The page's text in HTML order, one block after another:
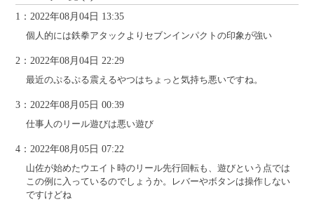
1：2022年08月04日 13:35
個人的には鉄拳アタックよりセブンインパクトの印象が強い
2：2022年08月04日 22:29
最近のぷるぷる震えるやつはちょっと気持ち悪いですね。
3：2022年08月05日 00:39
仕事人のリール遊びは悪い遊び
4：2022年08月05日 07:22
山佐が始めたウエイト時のリール先行回転も、遊びという点では
この例に入っているのでしょうか。レバーやボタンは操作しない
ですけどね